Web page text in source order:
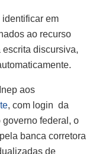
em
ao recurso
discursiva,
aos
, com login da
federal, o
banca corretora
de